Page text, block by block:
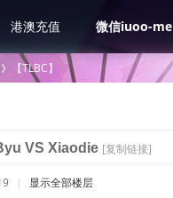
港澳充值 微信iuoo-me
【TLBC】
VS Xiaodie [复制链接]
| 显示全部楼层